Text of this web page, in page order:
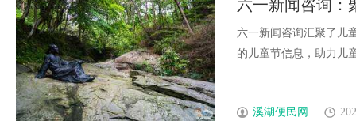
六一新闻咨询：
六一新闻咨询汇聚了儿
的儿童节信息，助力儿
溪湖便民网